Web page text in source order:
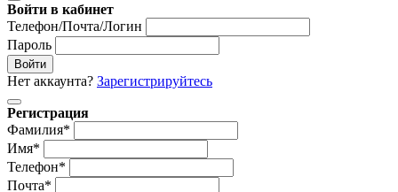
Войти в кабинет
Телефон/Почта/Логин
Пароль
Войти
Нет аккаунта? Зарегистрируйтесь
Регистрация
Фамилия*
Имя*
Телефон*
Почта*